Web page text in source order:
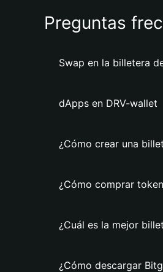
Preguntas
Swap en la billetera
dApps en DRV-wallet
¿Cómo crear una
¿Cómo comprar
¿Cuál es la mejor
¿Cómo descargar